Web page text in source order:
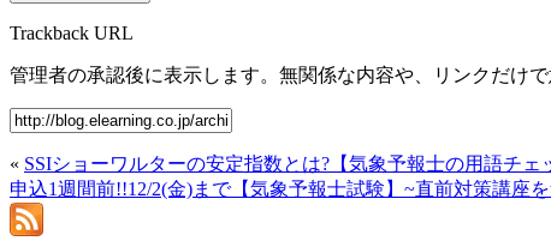
Trackback URL
管理者の承認後に表示します。無関係な内容や、リンクだけ
« SSIショーワルターの安定指数とは?【気象予報士の用語チェ
申込1週間前!!12/2(金)まで【気象予報士試験】~直前対策講座